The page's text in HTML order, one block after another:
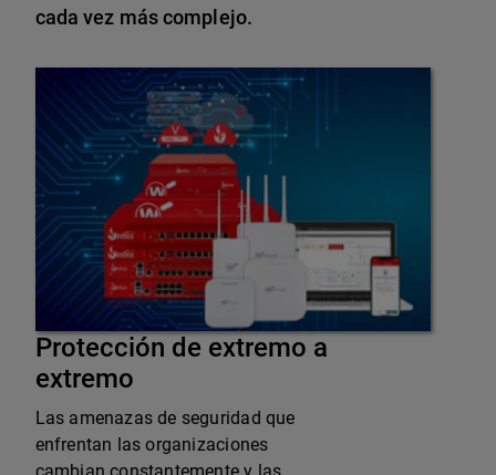
cada vez más complejo.
Protección de extremo a
extremo
Las amenazas de seguridad que
enfrentan las organizaciones